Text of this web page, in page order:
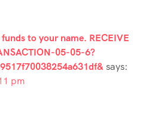
to your name. RECEIVE
05-05-6?
says:
pm